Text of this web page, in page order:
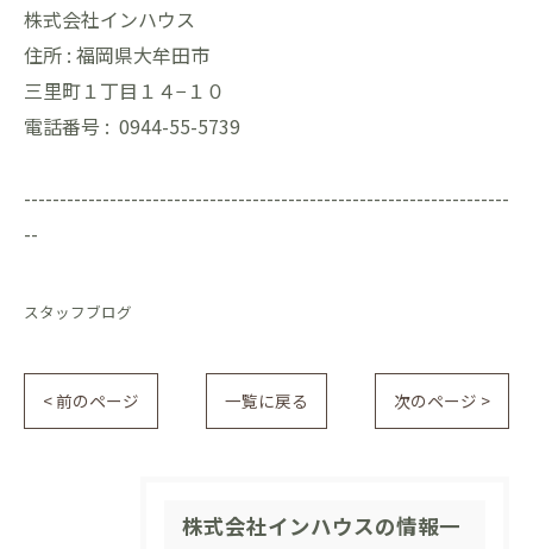
株式会社インハウス
住所 : 福岡県大牟田市
三里町１丁目１４−１０
電話番号 : 0944-55-5739
--------------------------------------------------------------------
--
スタッフブログ
< 前のページ 一覧に戻る 次のページ >
株式会社インハウスの情報一